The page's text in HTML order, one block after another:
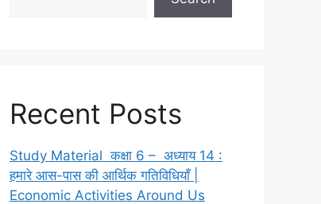
Recent Posts
Study Material कक्षा 6 – अध्याय 14 :
हमारे आस-पास की आर्थिक गतिविधियाँ |
Economic Activities Around Us